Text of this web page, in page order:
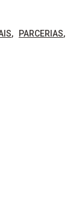
PARCERIAS